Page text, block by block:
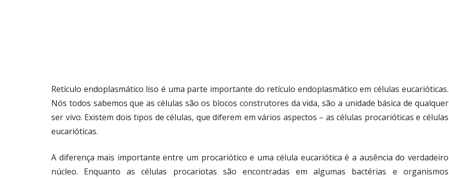
Retículo endoplasmático liso é uma parte importante do retículo endoplasmático em células eucarióticas.
Nós todos sabemos que as células são os blocos construtores da vida, são a unidade básica de qualquer
ser vivo. Existem dois tipos de células, que diferem em vários aspectos – as células procarióticas e células
eucarióticas.
A diferença mais importante entre um procariótico e uma célula eucariótica é a ausência do verdadeiro
núcleo. Enquanto as células procariotas são encontradas em algumas bactérias e organismos